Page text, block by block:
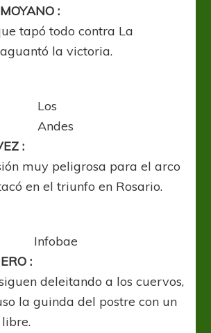
:
tapó todo contra La
la victoria.
Los
Andes
:
muy peligrosa para el arco
en el triunfo en Rosario.
Infobae
:
deleitando a los cuervos,
la guinda del postre con un